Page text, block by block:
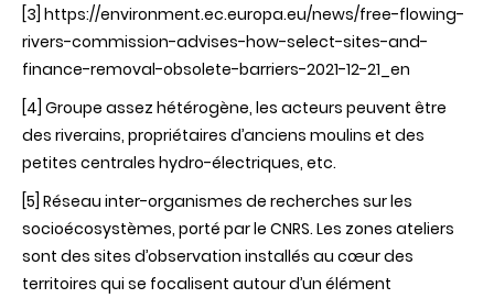
[3] https://environment.ec.europa.eu/news/free-flowing-
rivers-commission-advises-how-select-sites-and-
finance-removal-obsolete-barriers-2021-12-21_en
[4] Groupe assez hétérogène, les acteurs peuvent être
des riverains, propriétaires d’anciens moulins et des
petites centrales hydro-électriques, etc.
[5] Réseau inter-organismes de recherches sur les
socioécosystèmes, porté par le CNRS. Les zones ateliers
sont des sites d’observation installés au cœur des
territoires qui se focalisent autour d’un élément